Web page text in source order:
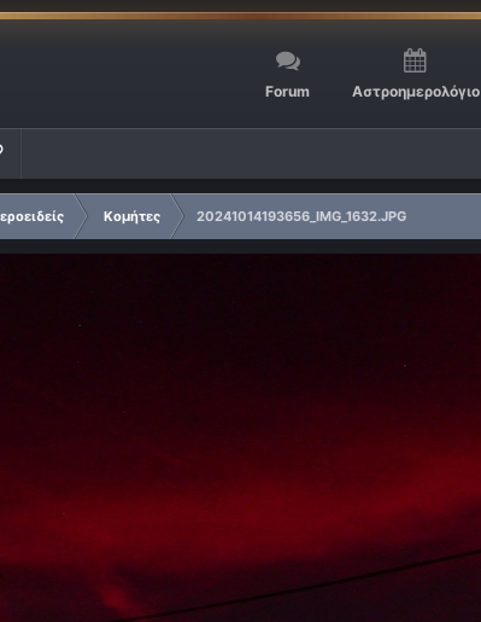
Forum Αστροημερολόγιο
Κομήτες
20241014193656_IMG_1632.JPG